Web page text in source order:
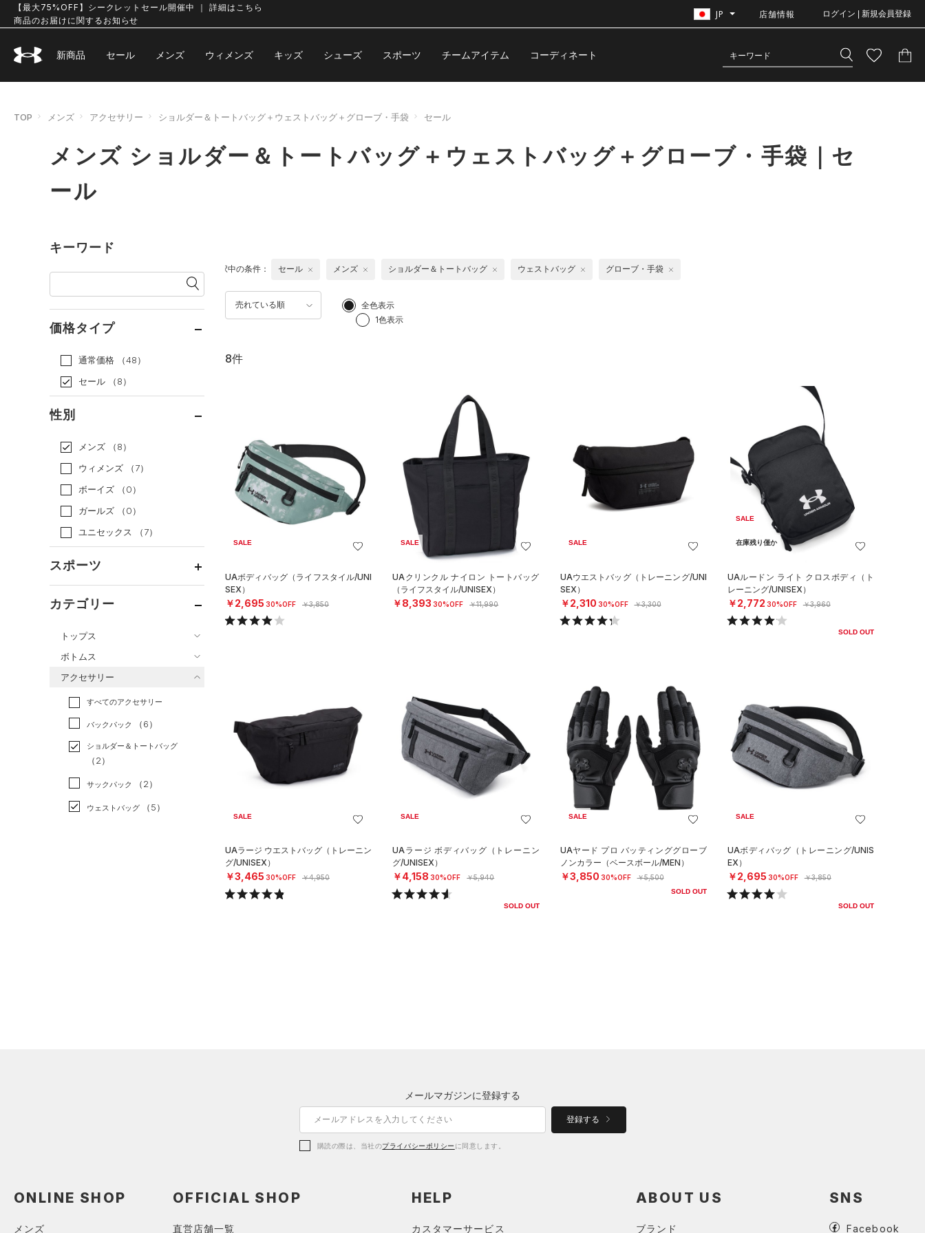
【最大75%OFF】シークレットセール開催中 ｜ 詳細はこちら
商品のお届けに関するお知らせ
JP 店舗情報 ログイン | 新規会員登録
新商品 セール メンズ ウィメンズ キッズ シューズ スポーツ チームアイテム コーディネート
TOP メンズ アクセサリー ショルダー＆トートバッグ＋ウェストバッグ＋グローブ・手袋 セール
メンズ ショルダー＆トートバッグ＋ウェストバッグ＋グローブ・手袋｜セ
ール
キーワード
価格タイプ
通常価格
（48）
セール
（8）
性別
メンズ
（8）
ウィメンズ
（7）
ボーイズ
（0）
ガールズ
（0）
ユニセックス
（7）
スポーツ
ベースボール
ゴルフ
トレーニング
ランニング
スポーツスタイル （2）
アメリカンフットボール
（0）
サッカー
リカバリー （0）
その他
（0）
カテゴリー
トップス
すべてのトップス
ベースレイヤー
Tシャツ （82）
タンクトップ （15）
（28）
ボトムス
すべてのボトムス
レギンス&タイツ （7）
ショートパンツ （46）
パンツ(ロングパンツ) （23）
アクセサリー
すべてのアクセサリー
バックパック （6）
ショルダー＆トートバッグ
（2）
サックパック （2）
ウェストバッグ （5）
シューズ
売れている順
全色表示
1色表示
選択中の条件： セール メンズ ショルダー＆トートバッグ ウェストバッグ グローブ・手袋
8件
SALE
UAボディバッグ（ライフスタイル/UNI
SEX）
￥2,695 30%OFF ￥3,850
SALE
UAクリンクル ナイロン トートバッグ
（ライフスタイル/UNISEX）
￥8,393 30%OFF ￥11,990
SALE
UAウエストバッグ（トレーニング/UNI
SEX）
￥2,310 30%OFF ￥3,300
SALE
在庫残り僅か
UAルードン ライト クロスボディ（ト
レーニング/UNISEX）
￥2,772 30%OFF ￥3,960
SOLD OUT
SALE
UAラージ ウエストバッグ（トレーニン
グ/UNISEX）
￥3,465 30%OFF ￥4,950
SALE
UAラージ ボディバッグ（トレーニン
グ/UNISEX）
￥4,158 30%OFF ￥5,940
SOLD OUT
SALE
UAヤード プロ バッティンググローブ
ノンカラー（ベースボール/MEN）
￥3,850 30%OFF ￥5,500
SOLD OUT
SALE
UAボディバッグ（トレーニング/UNIS
EX）
￥2,695 30%OFF ￥3,850
SOLD OUT
メールマガジンに登録する
登録する
購読の際は、当社のプライバシーポリシー に同意します。
ONLINE SHOP
メンズ
OFFICIAL SHOP
直営店舗一覧
HELP
カスタマーサービス
ABOUT US
ブランド
SNS
Facebook